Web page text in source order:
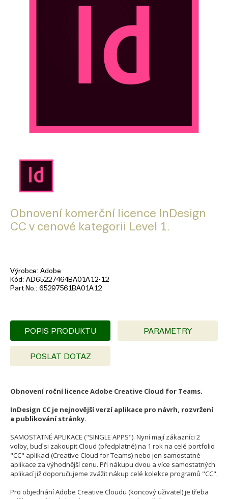
Obnovení komerční licence InDesign
CC v cenové kategorii Level 1.
Výrobce Adobe
Kód AD65227464BA01A12-12
Part No. 65297561BA01A12
POPIS PRODUKTU PARAMETRY
POSLAT DOTAZ
Obnovení roční licence Adobe Creative Cloud for Teams.
InDesign CC je nejnovější verzí aplikace pro návrh, rozvržení
a publikování stránky.
SAMOSTATNÉ APLIKACE ("SINGLE APPS"). Nyní mají zákazníci 2
volby, buď si zakoupit Cloud (předplatné) na 1 rok na celé portfolio
"CC" aplikací (Creative Cloud for Teams) nebo jen samostatné
aplikace za výhodnější cenu. Při nákupu dvou a více samostatných
aplikací již doporučujeme zvážit nákup celé kolekce programů "CC".
Pro objednání Adobe Creative Cloudu (koncový uživatel) je třeba